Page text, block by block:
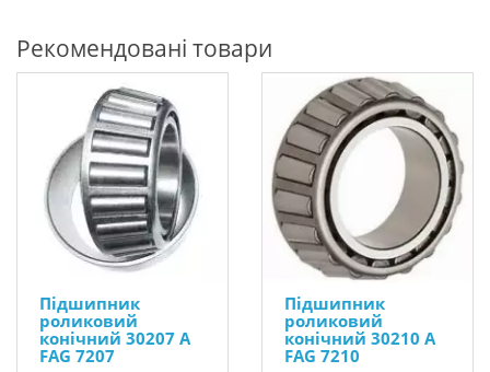
Рекомендовані товари
Підшипник
роликовий
конічний 30207 A
FAG 7207
Підшипник
роликовий
конічний 30210 А
FAG 7210